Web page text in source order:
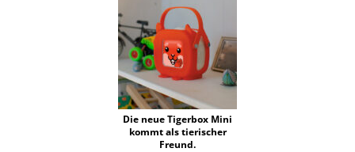
Die neue Tigerbox Mini
kommt als tierischer
Freund.